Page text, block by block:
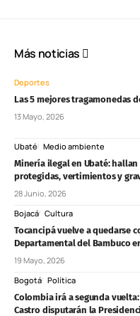
Más noticias
Deportes
Las 5 mejores tragamonedas
13 Mayo, 2026
Ubaté Medio ambiente
Minería ilegal en Ubaté:
protegidas, vertimientos y
28 Junio, 2026
Bojacá Cultura
Tocancipá vuelve a quedarse
Departamental del Bambuco
19 Mayo, 2026
Bogotá Política
Colombia irá a segunda
Castro disputarán la